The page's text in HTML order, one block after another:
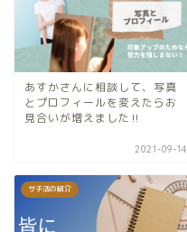
あすかさんに相談して、写真
とプロフィールを変えたらお
見合いが増えました‼︎
2021-09-14
サチ活の紹介